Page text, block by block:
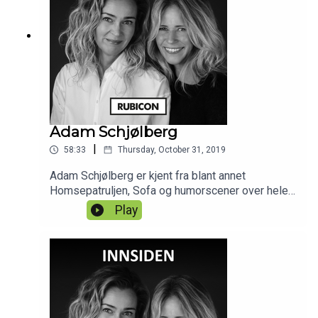
Adam Schjølberg
58:33 Thursday, October 31, 2019
Adam Schjølberg er kjent fra blant annet
Homsepatruljen, Sofa og humorscener over hele
Norge. Nå er han aktuell med boken Mannual, og
forteller oss om sin reise gjennom stereotypier,
kjønnsnormer og en hodesvulst som førte til
aksept. I tillegg får vi høre om en livslang
fascinasjon for alt som kryper på land og i
vann. Live fra Røverstaden.
Play